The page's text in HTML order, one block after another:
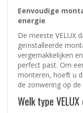
Eenvoudige
energie
De meeste VELUX
geïnstalleerde
vergemakkelijken
perfect past. Om
monteren, hoeft u
de zonwering op
Welk type